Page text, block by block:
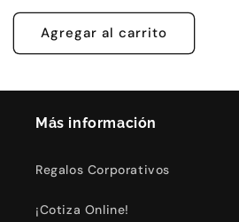
habitual
de
oferta
Agregar al carrito
Más información
Regalos Corporativos
¡Cotiza Online!